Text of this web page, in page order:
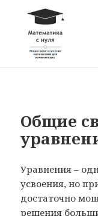
Общие
Уравнения –
усвоения, но
достаточно
решения